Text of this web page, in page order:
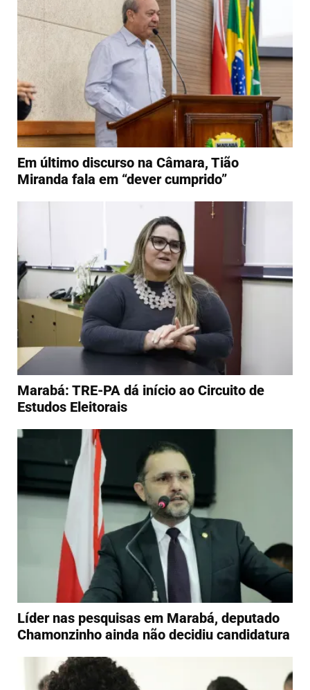
Em último discurso na Câmara, Tião
Miranda fala em “dever cumprido”
Marabá: TRE-PA dá início ao Circuito de
Estudos Eleitorais
Líder nas pesquisas em Marabá, deputado
Chamonzinho ainda não decidiu candidatura